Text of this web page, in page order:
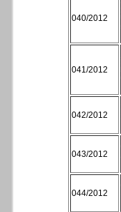
040/2012
041/2012
042/2012
043/2012
044/2012